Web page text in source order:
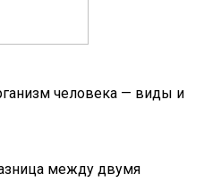
человека — виды и
между двумя